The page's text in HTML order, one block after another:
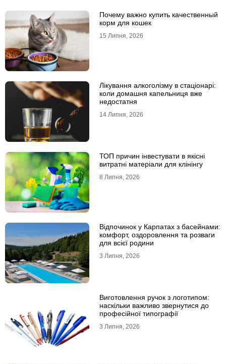
Почему важно купить качественный
корм для кошек
15 Липня, 2026
Лікування алкоголізму в стаціонарі:
коли домашня капельниця вже
недостатня
14 Липня, 2026
ТОП причин інвестувати в якісні
витратні матеріали для клінінгу
8 Липня, 2026
Відпочинок у Карпатах з басейнами:
комфорт, оздоровлення та розваги
для всієї родини
3 Липня, 2026
Виготовлення ручок з логотипом:
наскільки важливо звернутися до
професійної типографії
3 Липня, 2026